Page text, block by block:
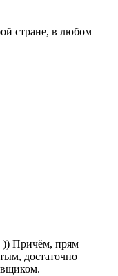
стране, в любом
)) Причём, прям
достаточно